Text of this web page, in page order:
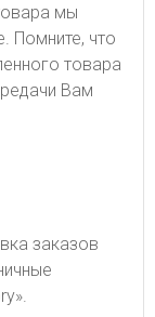
мы
Помните, что
товара
Вам
заказов